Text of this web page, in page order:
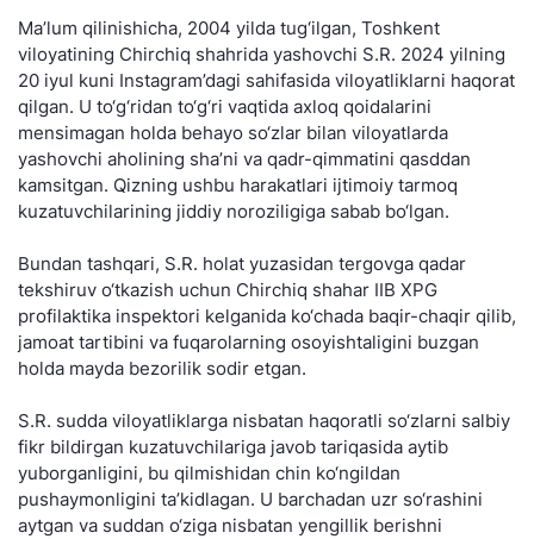
Ma’lum qilinishicha, 2004 yilda tug‘ilgan, Toshkent
viloyatining Chirchiq shahrida yashovchi S.R. 2024 yilning
20 iyul kuni Instagram’dagi sahifasida viloyatliklarni haqorat
qilgan. U to‘g‘ridan to‘g‘ri vaqtida axloq qoidalarini
mensimagan holda behayo so‘zlar bilan viloyatlarda
yashovchi aholining sha’ni va qadr-qimmatini qasddan
kamsitgan. Qizning ushbu harakatlari ijtimoiy tarmoq
kuzatuvchilarining jiddiy noroziligiga sabab bo‘lgan.
Bundan tashqari, S.R. holat yuzasidan tergovga qadar
tekshiruv o‘tkazish uchun Chirchiq shahar IIB XPG
profilaktika inspektori kelganida ko‘chada baqir-chaqir qilib,
jamoat tartibini va fuqarolarning osoyishtaligini buzgan
holda mayda bezorilik sodir etgan.
S.R. sudda viloyatliklarga nisbatan haqoratli so‘zlarni salbiy
fikr bildirgan kuzatuvchilariga javob tariqasida aytib
yuborganligini, bu qilmishidan chin ko‘ngildan
pushaymonligini ta’kidlagan. U barchadan uzr so‘rashini
aytgan va suddan o‘ziga nisbatan yengillik berishni